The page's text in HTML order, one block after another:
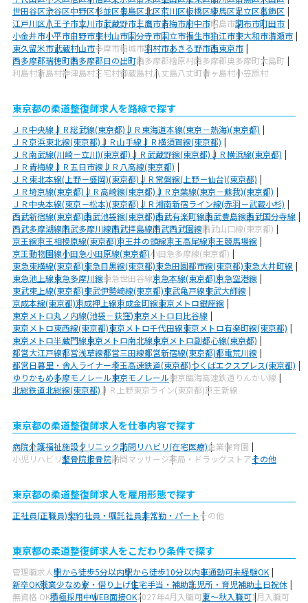
世田谷区渋谷区中野区杉並区豊島区北区荒川区板橋区練馬区足立区葛飾区
江戸川区八王子市立川市武蔵野市三鷹市青梅市府中市昭島市調布市町田市
小金井市小平市日野市東村山市国分寺市国立市福生市狛江市東大和市清瀬市
東久留米市武蔵村山市多摩市稲城市羽村市あきる野市西東京市
西多摩郡瑞穂町西多摩郡日の出町西多摩郡檜原村西多摩郡奥多摩町大島町
利島村新島村神津島村三宅村御蔵島村八丈島八丈町青ヶ島村小笠原村
東京都の柔道整復師求人を路線で探す
ＪＲ中央線ＪＲ総武線(東京都)ＪＲ東海道本線(東京－熱海)(東京都)
ＪＲ京浜東北線(東京都)ＪＲ山手線ＪＲ横須賀線(東京都)
ＪＲ南武線(川崎－立川)(東京都)ＪＲ武蔵野線(東京都)ＪＲ横浜線(東京都)
ＪＲ青梅線ＪＲ五日市線ＪＲ八高線(東京都)
ＪＲ東北本線(上野－盛岡)(東京都)ＪＲ常磐線(上野－仙台)(東京都)
ＪＲ埼京線(東京都)ＪＲ高崎線(東京都)ＪＲ京葉線(東京－蘇我)(東京都)
ＪＲ中央本線(東京－松本)(東京都)ＪＲ湘南新宿ライン線(赤羽－武蔵小杉)
西武新宿線(東京都)西武池袋線(東京都)西武有楽町線西武豊島線西武国分寺線
西武多摩湖線西武多摩川線西武拝島線西武西武園線西武山口線(東京都)
京王線京王相模原線(東京都)京王井の頭線京王高尾線京王競馬場線
京王動物園線小田急小田原線(東京都)小田急多摩線(東京都)
東急東横線(東京都)東急目黒線(東京都)東急田園都市線(東京都)東急大井町線
東急池上線東急多摩川線東急世田谷線京急本線(東京都)京急空港線
東武東上線(東京都)東武伊勢崎線(東京都)東武亀戸線東武大師線
京成本線(東京都)京成押上線京成金町線東京メトロ銀座線
東京メトロ丸ノ内線(池袋－荻窪)東京メトロ日比谷線
東京メトロ東西線(東京都)東京メトロ千代田線東京メトロ有楽町線(東京都)
東京メトロ半蔵門線東京メトロ南北線東京メトロ副都心線(東京都)
都営大江戸線都営浅草線都営三田線都営新宿線(東京都)都電荒川線
都営日暮里・舎人ライナー埼玉高速鉄道(東京都)つくばエクスプレス(東京都)
ゆりかもめ多摩モノレール東京モノレール東京臨海高速鉄道りんかい線
北総鉄道北総線(東京都) ＪＲ上野東京ライン(東京都)京王新線
東京都の柔道整復師求人を仕事内容で探す
病院介護福祉施設クリニック訪問リハビリ(在宅医療)企業保育園
小児リハビリ整骨院接骨院訪問マッサージ薬局・ドラッグストアその他
東京都の柔道整復師求人を雇用形態で探す
正社員(正職員)契約社員・嘱託社員非常勤・パートその他
東京都の柔道整復師求人をこだわり条件で探す
管理職求人駅から徒歩5分以内駅から徒歩10分以内車通勤可未経験OK
新卒OK残業少なめ寮・借り上げ住宅手当・補助託児所・育児補助土日祝休
無資格 OK積極採用中WEB面接OK2027年4月入職可夏～秋入職可1月入職可